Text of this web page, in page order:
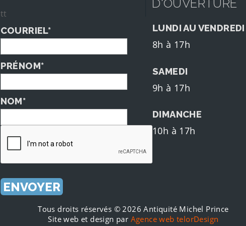
tt
COURRIEL*
PRÉNOM*
NOM*
D'OUVERTURE
LUNDI AU VENDREDI
8h à 17h
SAMEDI
9h à 17h
DIMANCHE
10h à 17h
Tous droits réservés © 2026 Antiquité Michel Prince
Site web et design par Agence web telorDesign